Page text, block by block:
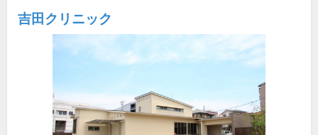
吉田クリニック